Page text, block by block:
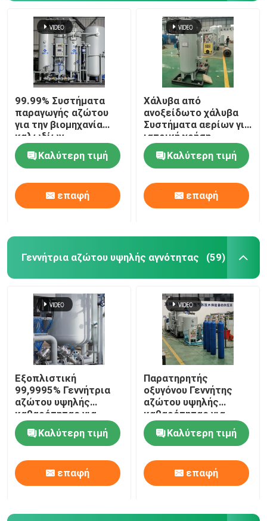
Μορφωματική γεννήτρια αζώτου
Μορφωματική γεννήτρια οξυγόνου
99.99% Συστήματα
παραγωγής αζώτου
για την βιομηχανία
καλωδίων
Καλύτερη τιμή
επαφή
Χάλυβα από
ανοξείδωτο χάλυβα
Συστήματα αερίων για
ιατρική χρήση
Καλύτερη τιμή
επαφή
Γεννήτρια αζώτου υψηλής αγνότητας (59)
Εξοπλιστική
99,9995% Γεννήτρια
αζώτου υψηλής
καθαρότητας για
σκόνη μολυβδανίου
Καλύτερη τιμή
επαφή
Παρατηρητής
οξυγόνου Γεννήτης
αζώτου υψηλής
καθαρότητας για
μεταλλουργία σκόνης
Καλύτερη τιμή
επαφή